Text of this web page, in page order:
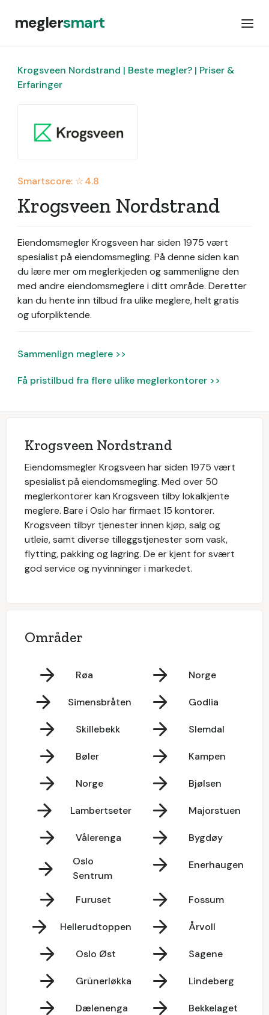
meglersmart
Krogsveen Nordstrand | Beste megler? | Priser &
Erfaringer
Smartscore: ☆4.8
Krogsveen Nordstrand
Eiendomsmegler Krogsveen har siden 1975 vært
spesialist på eiendomsmegling. På denne siden kan
du lære mer om meglerkjeden og sammenligne den
med andre eiendomsmeglere i ditt område. Deretter
kan du hente inn tilbud fra ulike meglere, helt gratis
og uforpliktende.
Sammenlign meglere >>
Få pristilbud fra flere ulike meglerkontorer >>
Krogsveen Nordstrand
Eiendomsmegler Krogsveen har siden 1975 vært
spesialist på eiendomsmegling. Med over 50
meglerkontorer kan Krogsveen tilby lokalkjente
meglere. Bare i Oslo har firmaet 15 kontorer.
Krogsveen tilbyr tjenester innen kjøp, salg og
utleie, samt diverse tilleggstjenester som vask,
flytting, pakking og lagring. De er kjent for svært
god service og nyvinninger i markedet.
Områder
Røa Norge
Simensbråten Godlia
Skillebekk Slemdal
Bøler Kampen
Norge Bjølsen
Lambertseter Majorstuen
Vålerenga
Bygdøy
Oslo
Sentrum
Enerhaugen
Furuset Fossum
Hellerudtoppen Årvoll
Oslo Øst Sagene
Grünerløkka Lindeberg
Dælenenga Bekkelaget